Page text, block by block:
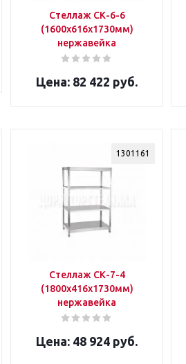
Стеллаж CК-6-6
(1600x616x1730мм)
нержавейка
82 422 руб.
1301161
Стеллаж CК-7-4
(1800x416x1730мм)
нержавейка
48 924 руб.